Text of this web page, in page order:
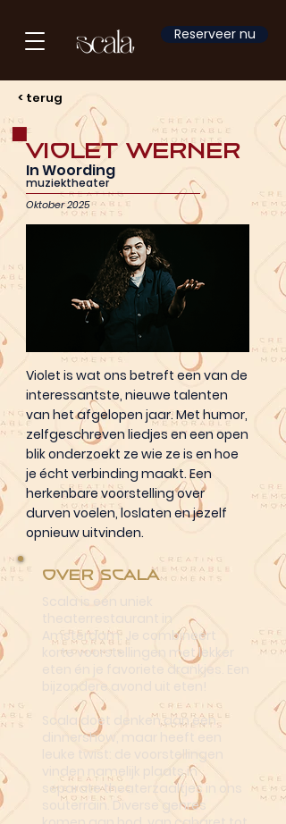
Reserveer nu
< terug
Violet Werner
In Woording
muziektheater
Oktober 2025
Violet is wat ons betreft een van de
interessantste, nieuwe talenten
van het afgelopen jaar. Met humor,
zelfgeschreven liedjes en een open
blik onderzoekt ze wie ze is en hoe
je écht verbinding maakt. Een
herkenbare voorstelling over
durven voelen, loslaten en jezelf
opnieuw uitvinden.
Over Scala
Scala is een uniek
theaterrestaurant in
Amsterdam. Je combineert
korte voorstellingen met lekker
eten én je favoriete drankjes. Een
bijzondere avond uit eten!
Scala doet denken aan een
dinnershow, maar heeft een
leuke twist: de voorstellingen
vinden namelijk plaats in
separate theaterzaaltjes in ons
souterrain. Diverse genres